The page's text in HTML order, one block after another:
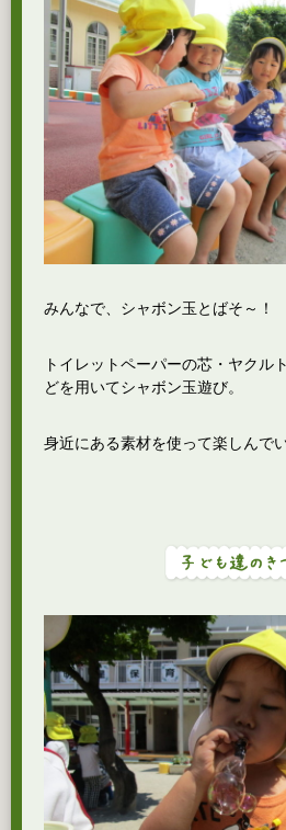
みんなで、シャボン玉とばそ～！
トイレットペーパーの芯・ヤクル
どを用いてシャボン玉遊び。
身近にある素材を使って楽しんで